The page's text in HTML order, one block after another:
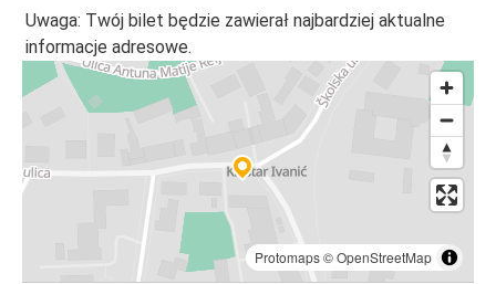
Uwaga: Twój bilet będzie zawierał najbardziej aktualne
informacje adresowe.
Protomaps©OpenStreetMap